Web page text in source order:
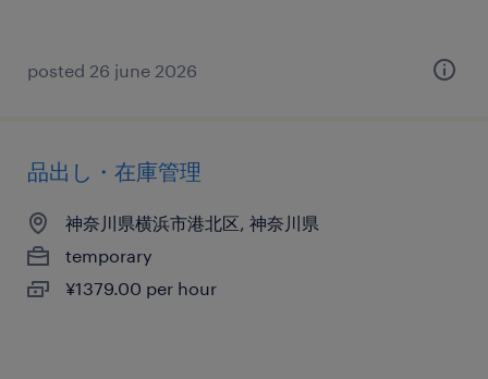
posted 26 june 2026
品出し・在庫管理
神奈川県横浜市港北区, 神奈川県
temporary
¥1379.00 per hour